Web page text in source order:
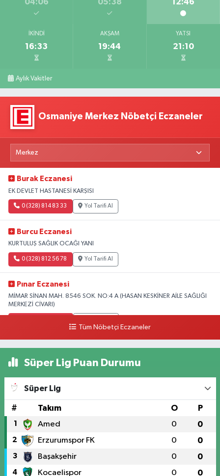
04:06 05:38 12:46
İKINDI
16:33
AKŞAM
19:44
YATSI
21:10
Aylık Vakitler
Osmaniye Merkez Nöbetçi Eczaneler
Burak Eczanesi
EK DEVLET HASTANESİ KARŞISI
0 (328) 814 83 33 Yol Tarifi Al
Burcu Eczanesi
KURTULUŞ SAĞLIK OCAĞI YANI
0 (328) 812 56 78 Yol Tarifi Al
Pınar Eczanesi
MİMAR SİNAN MAH. 8546 SOK. NO:4 A (HASAN KESKİNER AİLE SAĞLIĞI
MERKEZİ CİVARI)
Tüm Nöbetçi Eczaneler
Süper Lig Puan Durumu
Süper Lig
# Takım O P
1 Amed 0 0
2 Erzurumspor FK 0 0
3 Başakşehir 0 0
4 Kocaelispor 0 0